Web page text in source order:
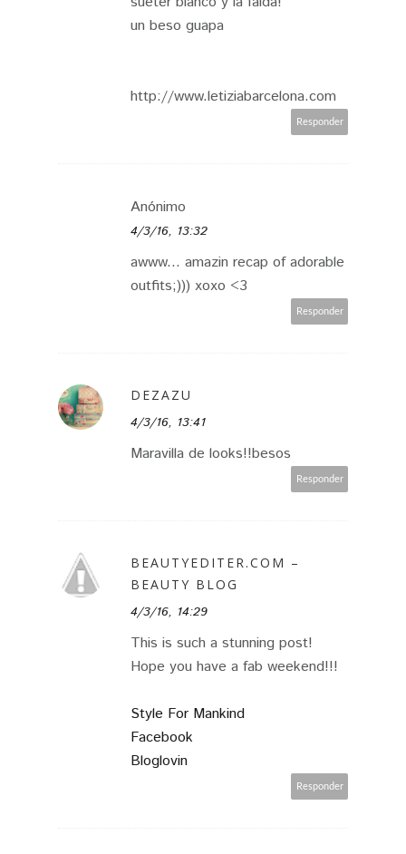
un beso guapa
http://www.letiziabarcelona.com
Responder
Anónimo
4/3/16, 13:32
awww... amazin recap of adorable
outfits;))) xoxo <3
Responder
DEZAZU
4/3/16, 13:41
Maravilla de looks!!besos
Responder
BEAUTYEDITER.COM –
BEAUTY BLOG
4/3/16, 14:29
This is such a stunning post!
Hope you have a fab weekend!!!
Style For Mankind
Facebook
Bloglovin
Responder